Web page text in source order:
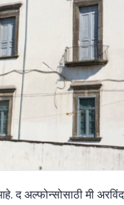
द अल्फोन्सोसाठी मी